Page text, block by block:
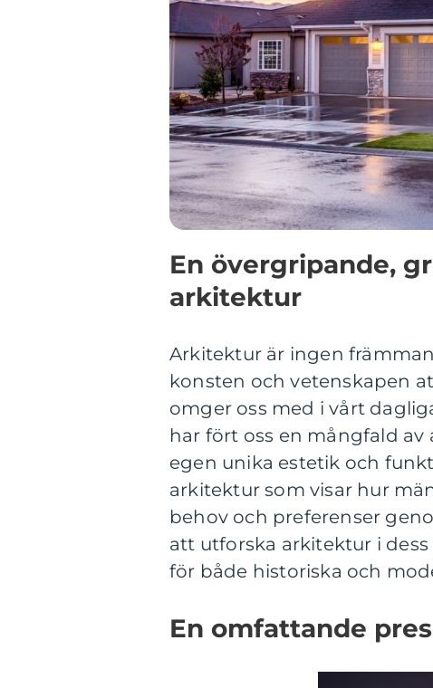
En övergripande,
arkitektur
Arkitektur är ingen
konsten och vetenskapen
omger oss med i vårt
har fört oss en mångfald
egen unika estetik och
arkitektur som visar hur
behov och preferenser
att utforska arkitektur i
för både historiska och
En omfattande